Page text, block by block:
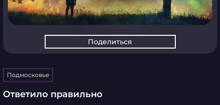
Поделиться
Подмосковье
Ответило правильно